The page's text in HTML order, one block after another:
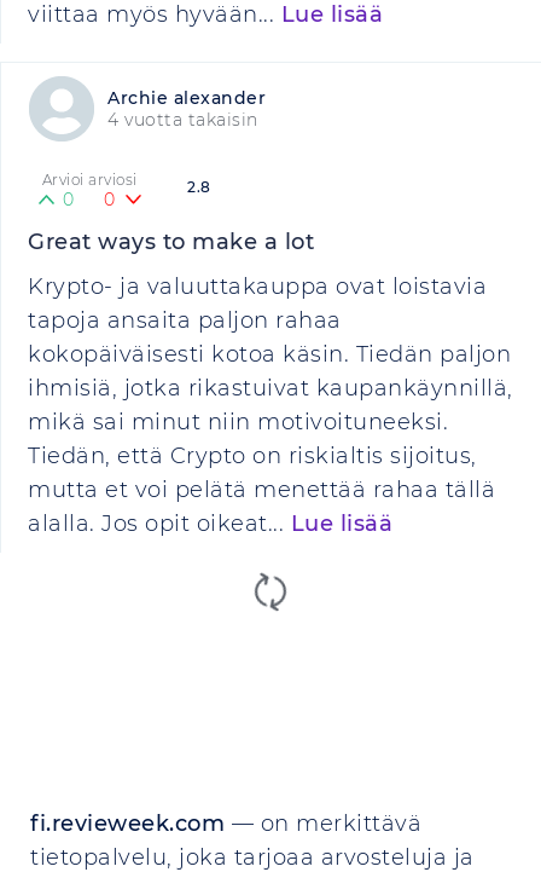
viittaa myös hyvään... Lue lisää
Archie alexander
4 vuotta takaisin
2.8
Arvioi arviosi
0 0
Great ways to make a lot
Krypto- ja valuuttakauppa ovat loistavia
tapoja ansaita paljon rahaa
kokopäiväisesti kotoa käsin. Tiedän paljon
ihmisiä, jotka rikastuivat kaupankäynnillä,
mikä sai minut niin motivoituneeksi.
Tiedän, että Crypto on riskialtis sijoitus,
mutta et voi pelätä menettää rahaa tällä
alalla. Jos opit oikeat... Lue lisää
fi.revieweek.com — on merkittävä
tietopalvelu, joka tarjoaa arvosteluja ja